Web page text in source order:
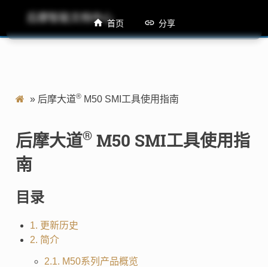
后摩智能文档中心M50 SMI工具使用指南
» 后摩大道®M50 SMI工具使用指南
后摩大道®M50 SMI工具使用指
南
目录
1. 更新历史
2. 简介
2.1. M50系列产品概览
首页 分享